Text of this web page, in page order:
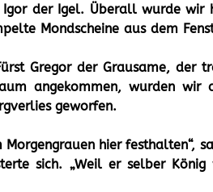
der Igel. Überall wurde wir
Mondscheine aus dem
Gregor der Grausame, der
angekommen, wurden wir
geworfen.
hier festhalten“,
sich. „Weil er selber König